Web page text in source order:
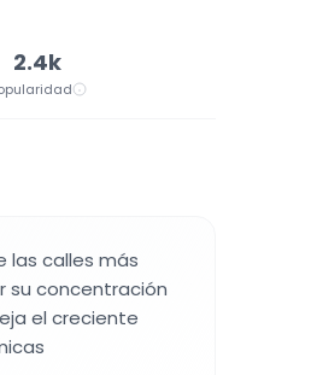
2.4k
las calles más
su concentración
el creciente